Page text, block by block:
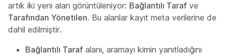
artık iki yeni alan görüntüleniyor: Bağlantılı Taraf ve
Tarafından Yönetilen. Bu alanlar kayıt meta verilerine de
dahil edilmiştir.
Bağlantılı Taraf alanı, aramayı kimin yanıtladığını